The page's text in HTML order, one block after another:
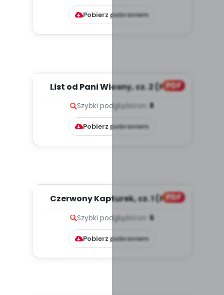
Pobierz pobraniem
PDF
List od Pani Wiosny, cz. 2 (PD)
Szybki podgląd stron: 8
Pobierz pobraniem
PDF
Czerwony Kapturek, cz. 1 (PD)
Szybki podglądstron: 6
Pobierz pobraniem